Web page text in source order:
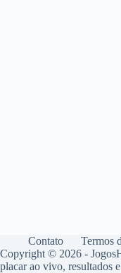
Contato Termos
Copyright © 2026 -
placar ao vivo, resultados